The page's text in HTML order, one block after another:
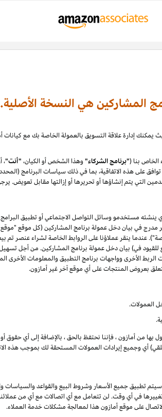
المشاركين هي النسخة
بنا ("برنامج الشركاء"وهذا الشخص أو الكيان، "أنت"،
على هذه الاتفاقية، بما في ذلك سياسات البرنامج (المحددة
التي يتم إنشاؤها أو تحريرها أو إزالتها مقابل تعويض.
مستخدمو وسائل التواصل الاجتماعي أو تطبيق
مدرج في بيان دخل عمولة برنامج المشاركين (كل موقع
عندما ينقر عملاؤنا على الروابط الخاصة لشراء عنصر تم
في) بيان دخل عمولة برنامج المشاركين. من أجل تسهيل
الأخرى وواجهات برنامج التطبيق والمعلومات الأخرى
بعروض المنتجات على أي موقع آخر غير أمازون.
العمولات.
بها من أمازون ، فإننا نحتفظ بالحق ، بالإضافة إلى أي
أي وجميع إيرادات العمولات المستحقة لك بموجب هذه
تطبيق جميع الأسعار وشروط البيع والقواعد والسياسات
في أي وقت. لن تتعامل مع أي اتصالات مع أي من
على موقع أمازون هذا لمعالجة مشكلات خدمة العملاء.